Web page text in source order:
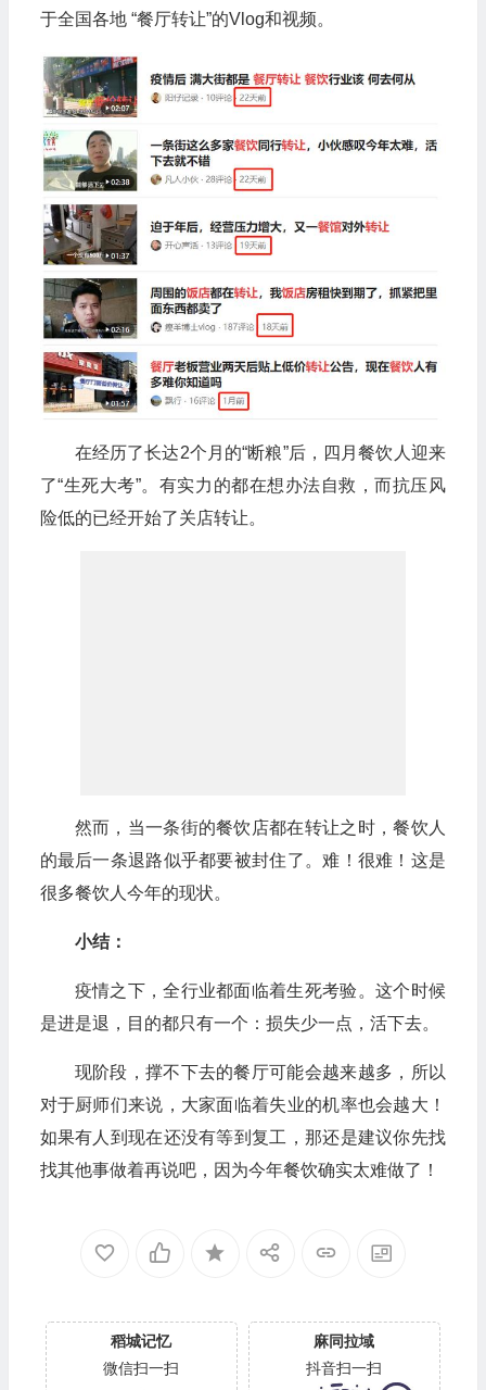
于全国各地 “餐厅转让”的Vlog和视频。
在经历了长达2个月的“断粮”后，四月餐饮人迎来
了“生死大考”。有实力的都在想办法自救，而抗压风
险低的已经开始了关店转让。
然而，当一条街的餐饮店都在转让之时，餐饮人
的最后一条退路似乎都要被封住了。难！很难！这是
很多餐饮人今年的现状。
小结：
疫情之下，全行业都面临着生死考验。这个时候
是进是退，目的都只有一个：损失少一点，活下去。
现阶段，撑不下去的餐厅可能会越来越多，所以
对于厨师们来说，大家面临着失业的机率也会越大！
如果有人到现在还没有等到复工，那还是建议你先找
找其他事做着再说吧，因为今年餐饮确实太难做了！
稻城记忆
微信扫一扫
麻同拉域
抖音扫一扫